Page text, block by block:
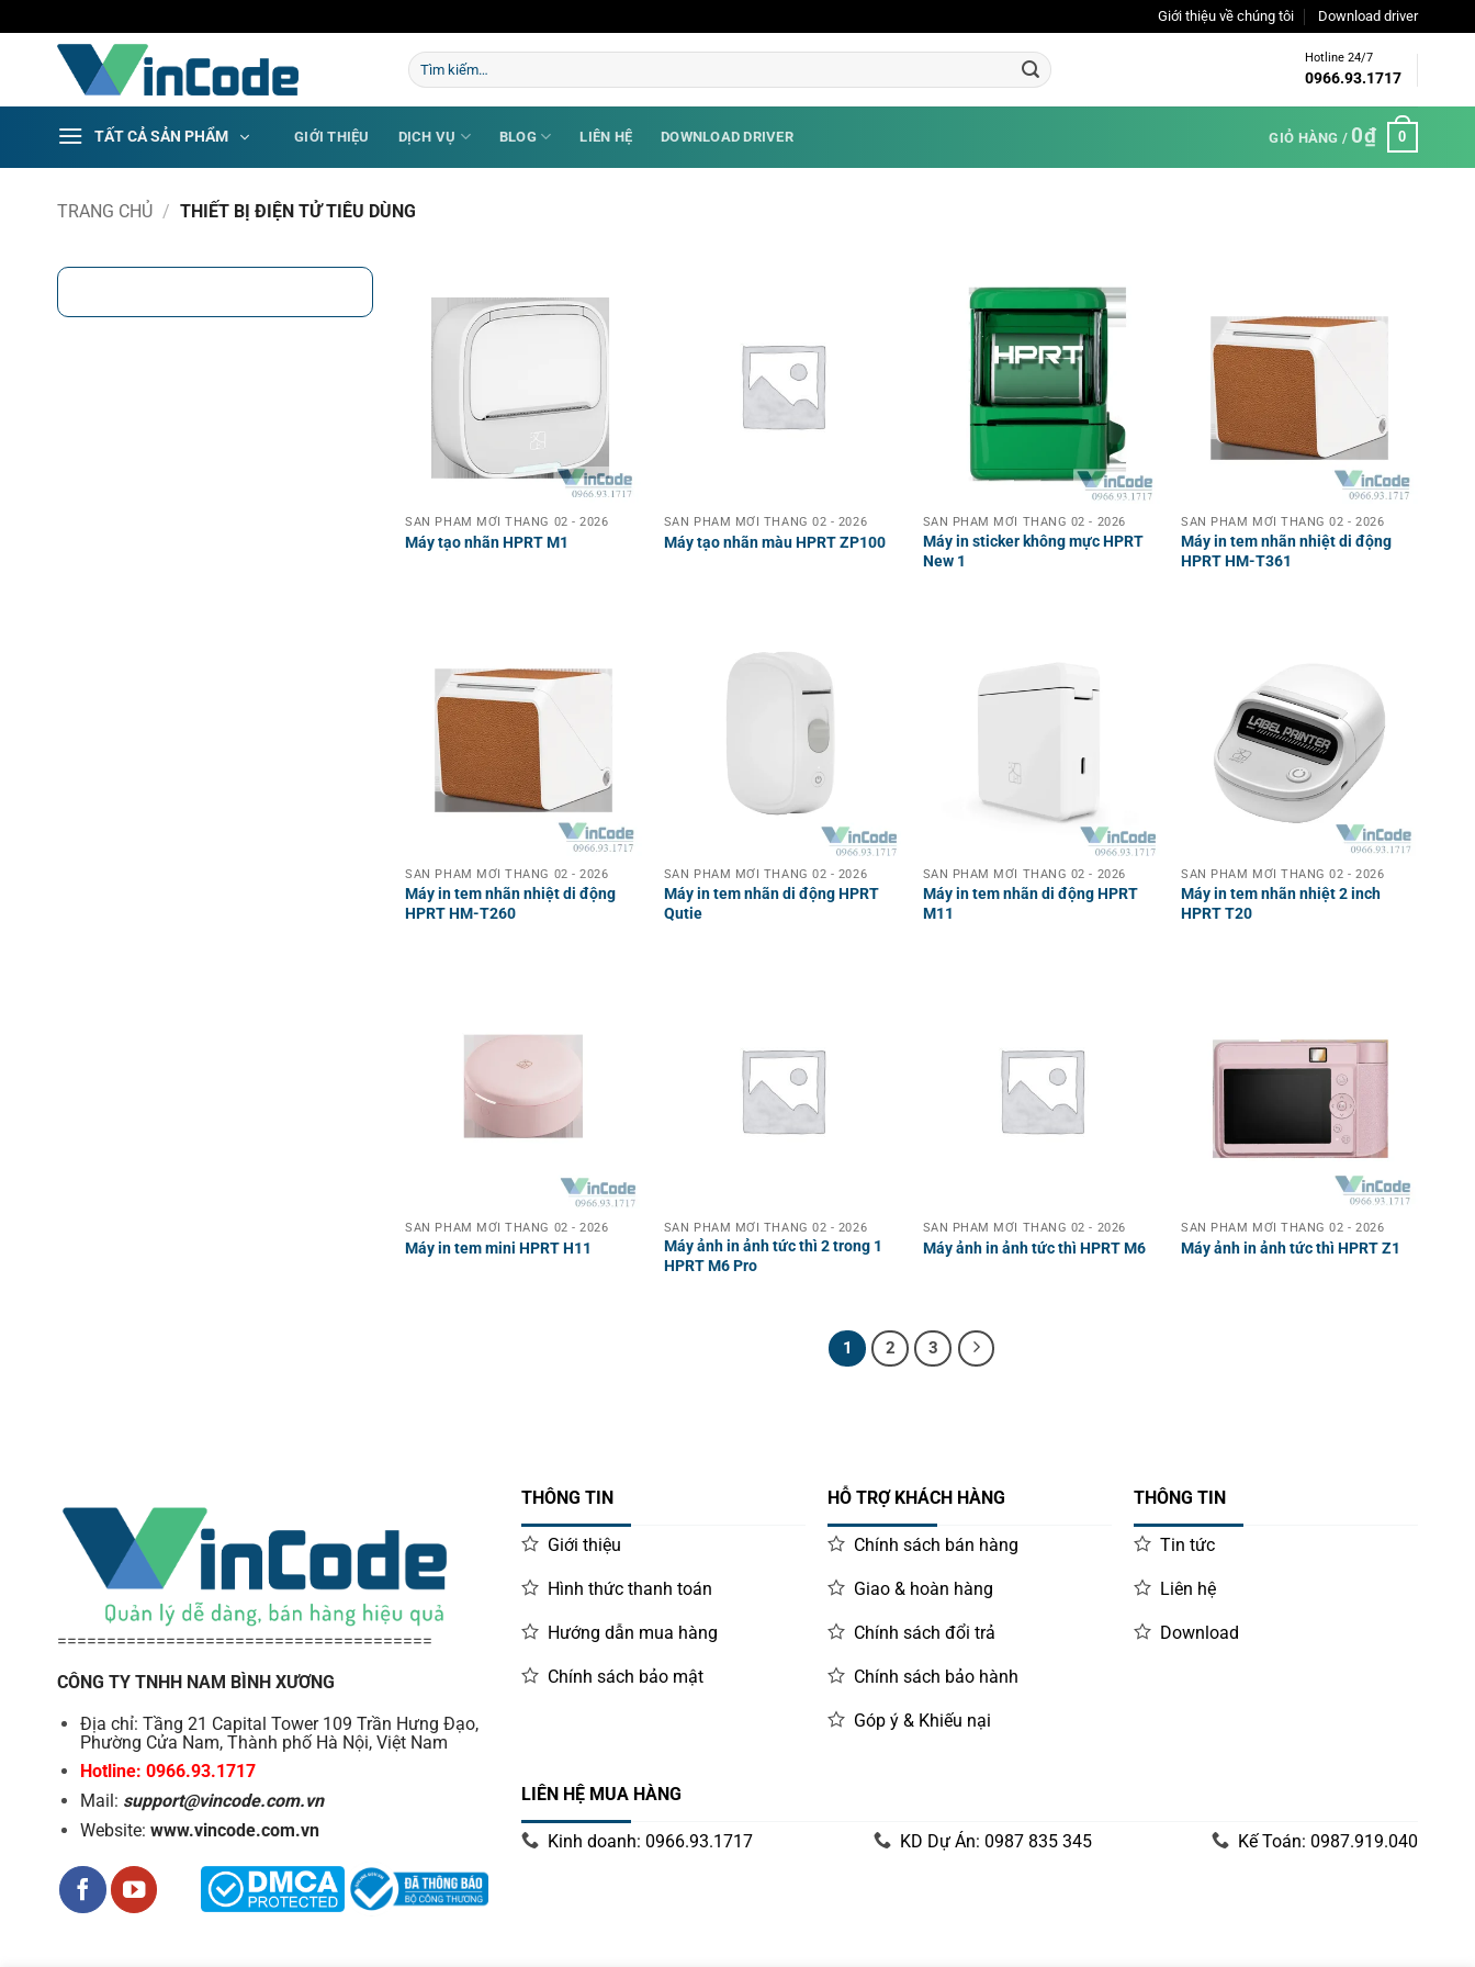
qua
Giới thiệu về chúng tôi Download driver
Tìm
kiếm:
Hotline 24/7
0966.93.1717
TẤT CẢ SẢN PHẨM GIỚI THIỆU DỊCH VỤ BLOG LIÊN HỆ DOWNLOAD DRIVER GIỎ HÀNG / 0₫ 0
TRANG CHỦ / THIẾT BỊ ĐIỆN TỬ TIÊU DÙNG
SẢN PHẨM MỚI THÁNG 02 - 2026
Máy tạo nhãn HPRT M1
SẢN PHẨM MỚI THÁNG 02 - 2026
Máy tạo nhãn màu HPRT ZP100
SẢN PHẨM MỚI THÁNG 02 - 2026
Máy in sticker không mực HPRT
New 1
SẢN PHẨM MỚI THÁNG 02 - 2026
Máy in tem nhãn nhiệt di động
HPRT HM-T361
SẢN PHẨM MỚI THÁNG 02 - 2026
Máy in tem nhãn nhiệt di động
HPRT HM-T260
SẢN PHẨM MỚI THÁNG 02 - 2026
Máy in tem nhãn di động HPRT
Qutie
SẢN PHẨM MỚI THÁNG 02 - 2026
Máy in tem nhãn di động HPRT
M11
SẢN PHẨM MỚI THÁNG 02 - 2026
Máy in tem nhãn nhiệt 2 inch
HPRT T20
SẢN PHẨM MỚI THÁNG 02 - 2026
Máy in tem mini HPRT H11
SẢN PHẨM MỚI THÁNG 02 - 2026
Máy ảnh in ảnh tức thì 2 trong 1
HPRT M6 Pro
SẢN PHẨM MỚI THÁNG 02 - 2026
Máy ảnh in ảnh tức thì HPRT M6
SẢN PHẨM MỚI THÁNG 02 - 2026
Máy ảnh in ảnh tức thì HPRT Z1
1 2 3
======================================
CÔNG TY TNHH NAM BÌNH XƯƠNG
Địa chỉ: Tầng 21 Capital Tower 109 Trần Hưng Đạo,
Phường Cửa Nam, Thành phố Hà Nội, Việt Nam
Hotline: 0966.93.1717
Mail: support@vincode.com.vn
Website: www.vincode.com.vn
THÔNG TIN
Giới thiệu
Hình thức thanh toán
Hướng dẫn mua hàng
Chính sách bảo mật
HỖ TRỢ KHÁCH HÀNG
Chính sách bán hàng
Giao & hoàn hàng
Chính sách đổi trả
Chính sách bảo hành
Góp ý & Khiếu nại
THÔNG TIN
Tin tức
Liên hệ
Download
LIÊN HỆ MUA HÀNG
Kinh doanh: 0966.93.1717 KD Dự Án: 0987 835 345 Kế Toán: 0987.919.040